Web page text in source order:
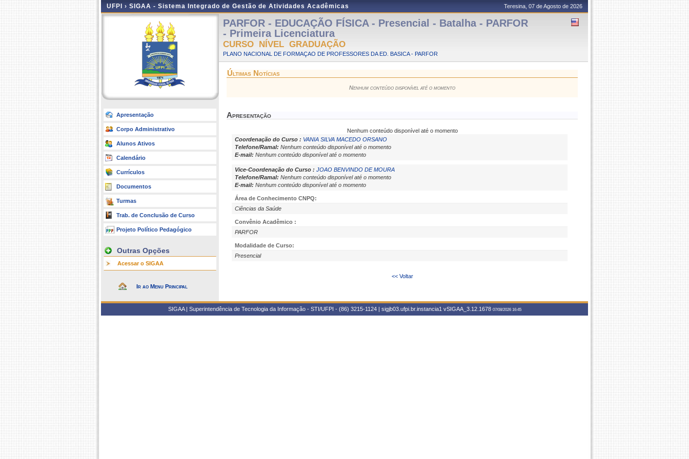
UFPI › SIGAA - Sistema Integrado de Gestão de Atividades Acadêmicas Teresina, 07 de Agosto de 2026
Apresentação
Corpo Administrativo
Alunos Ativos
Calendário
Currículos
Documentos
Turmas
Trab. de Conclusão de Curso
Projeto Político Pedagógico
Outras Opções
Acessar o SIGAA
Ir ao Menu Principal
PARFOR - EDUCAÇÃO FÍSICA - Presencial - Batalha - PARFOR
- Primeira Licenciatura
CURSO NÍVEL GRADUAÇÃO
PLANO NACIONAL DE FORMAÇAO DE PROFESSORES DA ED. BASICA - PARFOR
Últimas Notícias
Nenhum conteúdo disponível até o momento
Apresentação
Nenhum conteúdo disponível até o momento
Coordenação do Curso : VANIA SILVA MACEDO ORSANO
Telefone/Ramal: Nenhum conteúdo disponível até o momento
E-mail: Nenhum conteúdo disponível até o momento
Vice-Coordenação do Curso : JOAO BENVINDO DE MOURA
Telefone/Ramal: Nenhum conteúdo disponível até o momento
E-mail: Nenhum conteúdo disponível até o momento
Área de Conhecimento CNPQ:
Ciências da Saúde
Convênio Acadêmico :
PARFOR
Modalidade de Curso:
Presencial
<< Voltar
SIGAA | Superintendência de Tecnologia da Informação - STI/UFPI - (86) 3215-1124 | sigjb03.ufpi.br.instancia1 vSIGAA_3.12.1678 07/08/2026 16:45